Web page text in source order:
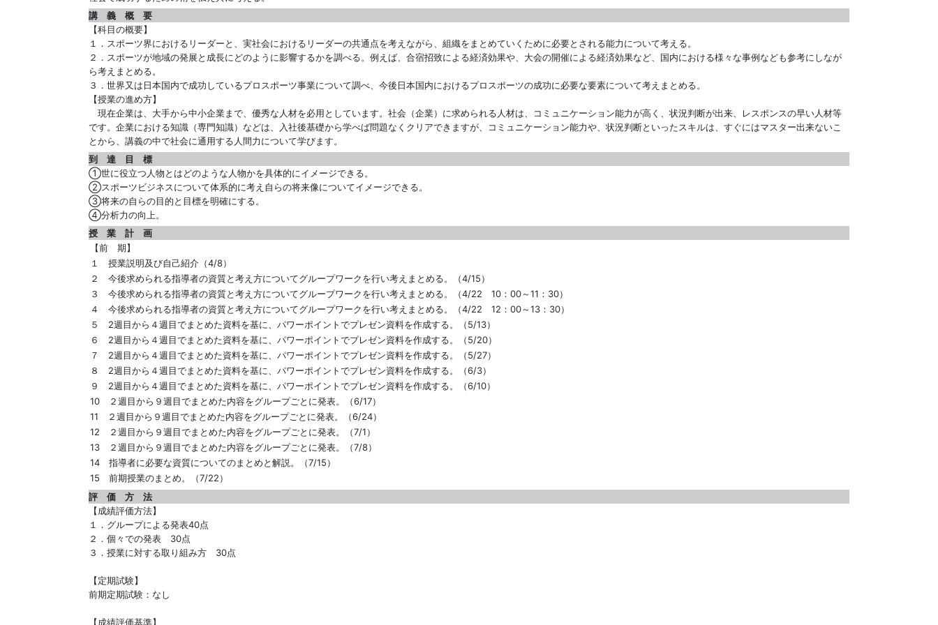
講 義 概 要
【科目の概要】
１．スポーツ界におけるリーダーと、実社会におけるリーダーの共通点を考えながら、組織をまとめていくために必要とされる能力について考える。
２．スポーツが地域の発展と成長にどのように影響するかを調べる。例えば、合宿招致による経済効果や、大会の開催による経済効果など、国内における様々な事例なども参考にしなが
ら考えまとめる。
３．世界又は日本国内で成功しているプロスポーツ事業について調べ、今後日本国内におけるプロスポーツの成功に必要な要素について考えまとめる。
【授業の進め方】
現在企業は、大手から中小企業まで、優秀な人材を必用としています。社会（企業）に求められる人材は、コミュニケーション能力が高く、状況判断が出来、レスポンスの早い人材等
です。企業における知識（専門知識）などは、入社後基礎から学べば問題なくクリアできますが、コミュニケーション能力や、状況判断といったスキルは、すぐにはマスター出来ないこ
とから、講義の中で社会に通用する人間力について学びます。
到 達 目 標
①世に役立つ人物とはどのような人物かを具体的にイメージできる。
②スポーツビジネスについて体系的に考え自らの将来像についてイメージできる。
③将来の自らの目的と目標を明確にする。
④分析力の向上。
授 業 計 画
【前 期】
１ 授業説明及び自己紹介（4/8）
２ 今後求められる指導者の資質と考え方についてグループワークを行い考えまとめる。（4/15）
３ 今後求められる指導者の資質と考え方についてグループワークを行い考えまとめる。（4/22 10：00～11：30）
４ 今後求められる指導者の資質と考え方についてグループワークを行い考えまとめる。（4/22 12：00～13：30）
５ 2週目から４週目でまとめた資料を基に、パワーポイントでプレゼン資料を作成する。（5/13）
６ 2週目から４週目でまとめた資料を基に、パワーポイントでプレゼン資料を作成する。（5/20）
７ 2週目から４週目でまとめた資料を基に、パワーポイントでプレゼン資料を作成する。（5/27）
８ 2週目から４週目でまとめた資料を基に、パワーポイントでプレゼン資料を作成する。（6/3）
９ 2週目から４週目でまとめた資料を基に、パワーポイントでプレゼン資料を作成する。（6/10）
10 ２週目から９週目でまとめた内容をグループごとに発表。（6/17）
11 ２週目から９週目でまとめた内容をグループごとに発表。（6/24）
12 ２週目から９週目でまとめた内容をグループごとに発表。（7/1）
13 ２週目から９週目でまとめた内容をグループごとに発表。（7/8）
14 指導者に必要な資質についてのまとめと解説。（7/15）
15 前期授業のまとめ。（7/22）
評 価 方 法
【成績評価方法】
１．グループによる発表40点
２．個々での発表 30点
３．授業に対する取り組み方 30点
【定期試験】
前期定期試験：なし
【成績評価基準】